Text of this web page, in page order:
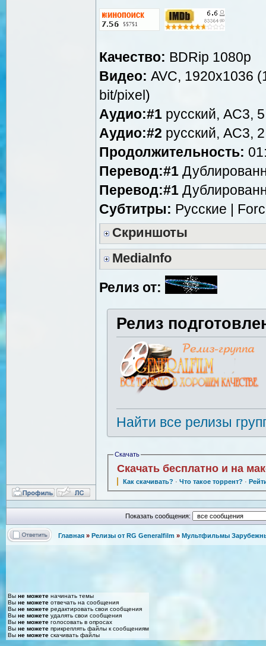
Качество: BDRip 1080p
Видео: AVC, 1920x1036
bit/pixel)
Аудио:#1 русский, AC3,
Аудио:#2 русский, AC3,
Продолжительность:
Перевод:#1
Перевод:#1
Субтитры: Русские |
Скриншоты
MediaInfo
Релиз от:
Релиз
Найти все релизы
Скачать
Скачать бесплатно и на
Как скачивать? · Что такое торрент? ·
Показать сообщения:
Главная » Релизы от RG Generalfilm » Мультфильмы
Вы не можете начинать темы
Вы не можете отвечать на сообщения
Вы не можете редактировать свои сообщения
Вы не можете удалять свои сообщения
Вы не можете голосовать в опросах
Вы не можете прикреплять файлы к сообщениям
Вы не можете скачивать файлы